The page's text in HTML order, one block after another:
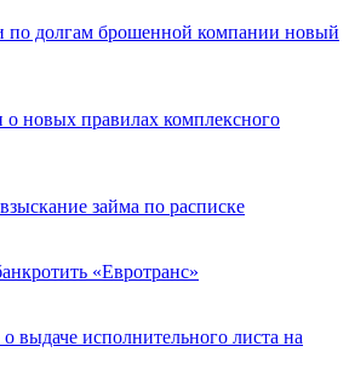
по долгам брошенной компании новый
о новых правилах комплексного
займа по расписке
«Евротранс»
выдаче исполнительного листа на